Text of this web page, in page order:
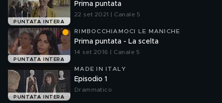
PUNTATA INTERA
Prima puntata
22 set 2021 | Canale 5
PUNTATA INTERA
RIMBOCCHIAMOCI LE MANICHE
Prima puntata - La scelta
14 set 2016 | Canale 5
PUNTATA INTERA
MADE IN ITALY
Episodio 1
Drammatico